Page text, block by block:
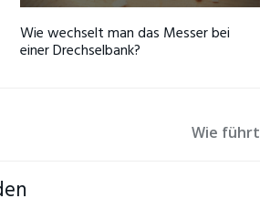
Wie wechselt man das Messer bei
einer Drechselbank?
Wie